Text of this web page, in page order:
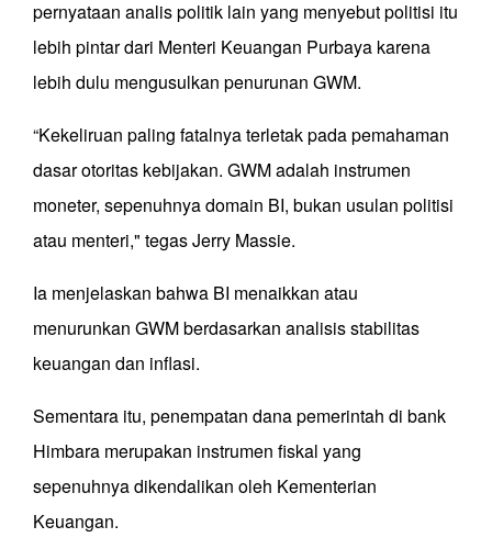
pernyataan analis politik lain yang menyebut politisi itu
lebih pintar dari Menteri Keuangan Purbaya karena
lebih dulu mengusulkan penurunan GWM.
“Kekeliruan paling fatalnya terletak pada pemahaman
dasar otoritas kebijakan. GWM adalah instrumen
moneter, sepenuhnya domain BI, bukan usulan politisi
atau menteri," tegas Jerry Massie.
Ia menjelaskan bahwa BI menaikkan atau
menurunkan GWM berdasarkan analisis stabilitas
keuangan dan inflasi.
Sementara itu, penempatan dana pemerintah di bank
Himbara merupakan instrumen fiskal yang
sepenuhnya dikendalikan oleh Kementerian
Keuangan.